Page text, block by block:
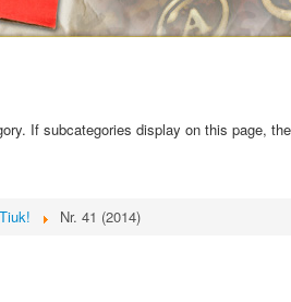
If subcategories display on this page,
Nr. 41 (2014)